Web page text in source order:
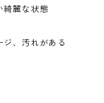
綺麗な状態
、汚れがある